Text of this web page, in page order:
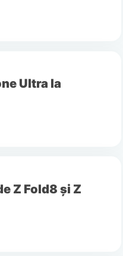
Ultra la
Z Fold8 și Z